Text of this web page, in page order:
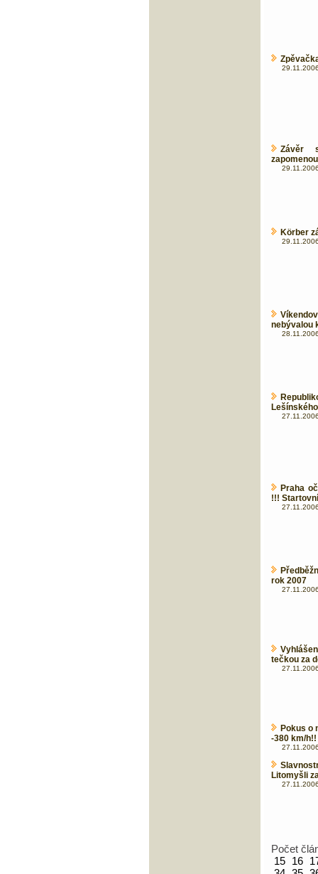
Závěr
Körber
nebývalou
Lešínského
Praha
!!!
rok 2007
tečkou za
Pokus o
-380 km/h!!
Litomyšli
Počet
15 16